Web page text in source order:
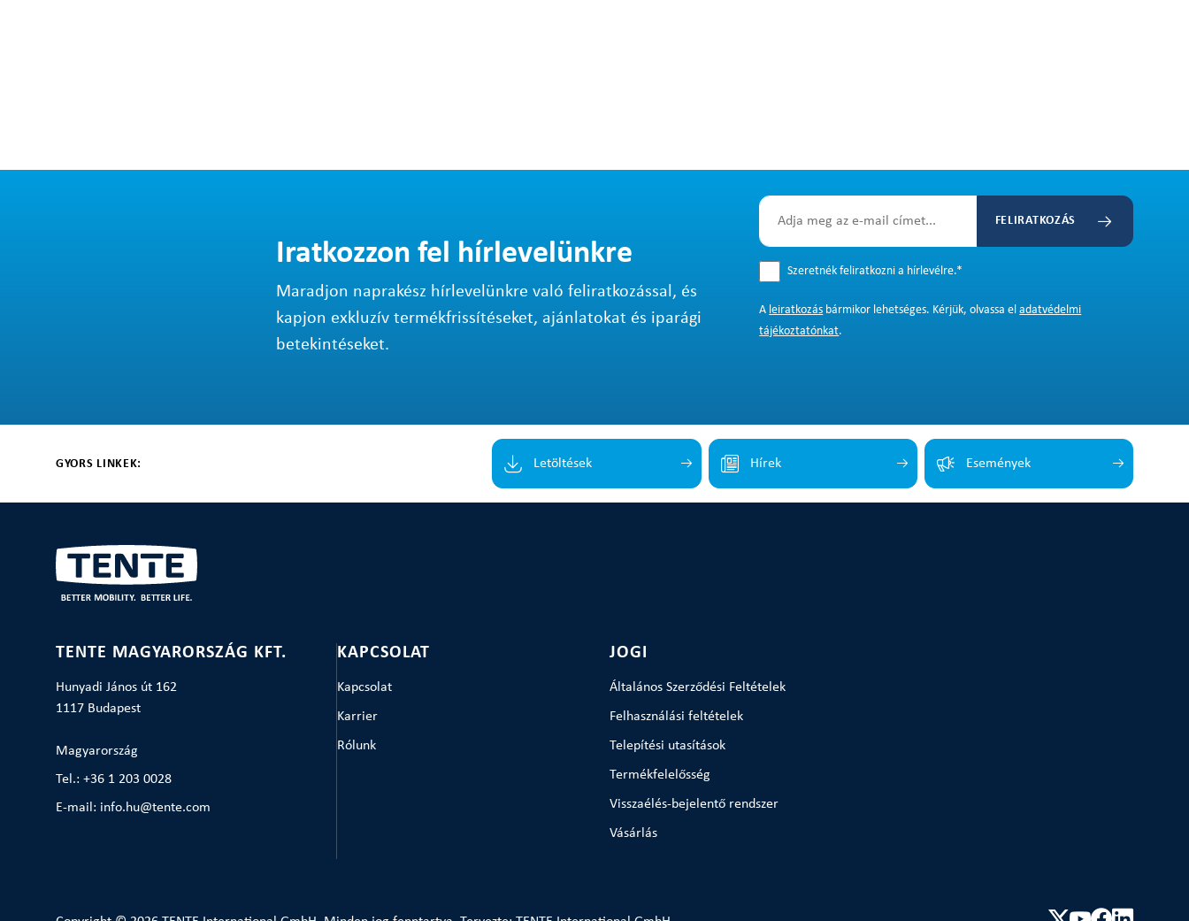
Iratkozzon fel hírlevelünkre
Maradjon naprakész hírlevelünkre való feliratkozással, és
kapjon exkluzív termékfrissítéseket, ajánlatokat és iparági
betekintéseket.
FELIRATKOZÁS
Szeretnék feliratkozni a hírlevélre.*
A leiratkozás bármikor lehetséges. Kérjük, olvassa eladatvédelmi
tájékoztatónkat.
GYORS LINKEK: Letöltések Hírek Események
TENTE MAGYARORSZÁG KFT.
Hunyadi János út 162
1117 Budapest
Magyarország
Tel.: +36 1 203 0028
E-mail: info.hu@tente.com
KAPCSOLAT
Kapcsolat
Karrier
Rólunk
JOGI
Általános Szerződési Feltételek
Felhasználási feltételek
Telepítési utasítások
Termékfelelősség
Visszaélés-bejelentő rendszer
Vásárlás